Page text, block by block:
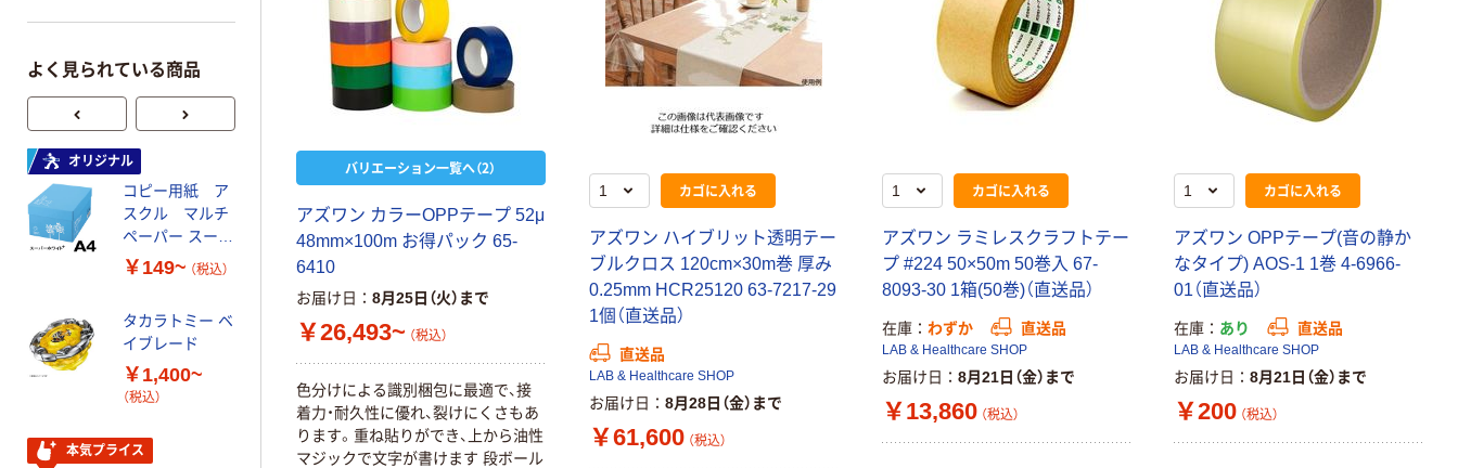
バリエーション一覧へ（2）
アズワン カラーOPPテープ 52μ
48mm×100m お得パック 65-
6410
お届け日 8月25日（火）まで
￥26,493~ （税込）
色分けによる識別梱包に最適で、接
着力・耐久性に優れ、裂けにくさもあ
ります。重ね貼りができ、上から油性
マジックで文字が書けます 段ボール
カゴに入れる
アズワン ハイブリット透明テー
ブルクロス 120cm×30m巻 厚み
0.25mm HCR25120 63-7217-29
1個（直送品）
直送品
LAB & Healthcare SHOP
お届け日 8月28日（金）まで
￥61,600 （税込）
カゴに入れる
アズワン ラミレスクラフトテー
プ #224 50×50m 50巻入 67-
8093-30 1箱(50巻)（直送品）
在庫 わずか 直送品
LAB & Healthcare SHOP
お届け日 8月21日（金）まで
￥13,860 （税込）
カゴに入れる
アズワン OPPテープ(音の静か
なタイプ) AOS-1 1巻 4-6966-
01（直送品）
在庫 あり 直送品
LAB & Healthcare SHOP
お届け日 8月21日（金）まで
￥200 （税込）
よく見られている商品
オリジナル
コピー用紙 ア
スクル マルチ
ペーパー スーパ
ーホワイト+
￥149~ （税込）
タカラトミー ベ
イブレード
￥1,400~
（税込）
本気プライス
オリジナル
ゴミ袋 エコノミ
ータイプ 乳白半
透明 高密度タイ
配合
オリジナル
電池 北欧パッ
ケージ アスク
ルオリジナル
￥140~ （税込）
トイレットペー
パー ダブル60
ｍ 再生紙
100% 6ロール
リサイクル100
芯あり FSC認
証
￥460~ （税込）
オリジナル
乾電池 単4
形 アルカリ乾
電池 北欧パッ
ケージ アスク
ルオリジナル
￥140~ （税込）
サントリー 伊右
衛門 「お茶、どう
ぞ。」 緑茶
￥528~ （税込）
アスクル プラス
チックグローブ
粉なし（パウダ
ーフリー）
instax mini13
INS MINI 13
￥12,100~
（税込）
アスクル セロハ
￥216~
ェキ専用フィル
ム INSTAX MINI
￥1,580~
（税込）
トイレットペー
120ｍ 再生紙